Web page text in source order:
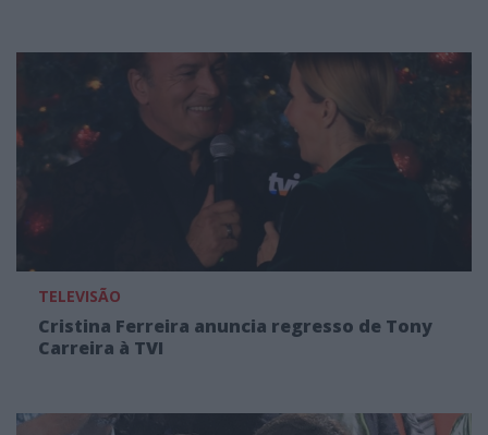
TELEVISÃO
Cristina Ferreira anuncia regresso de Tony
Carreira à TVI